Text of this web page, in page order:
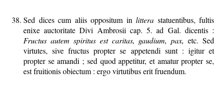
Sed dices cum aliis oppositum in littera statuentibus, fultis
enixe auctoritate Divi Ambrosii cap. 5. ad Gal. dicentis :
Fructus autem spiritus est caritas, gaudium, pax, etc. Sed
virtutes, sive fructus propter se appetendi sunt : igitur et
propter se amandi ; sed quod appetitur, et amatur propter se,
est fruitionis obiectum : ergo virtutibus erit fruendum.